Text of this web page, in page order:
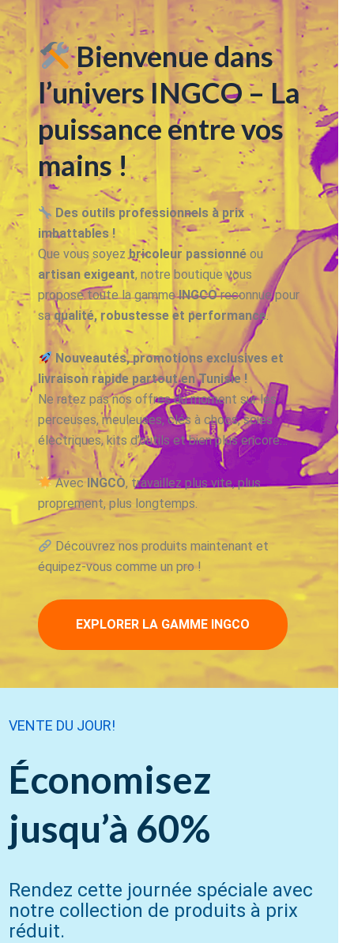
Bienvenue dans
l’univers INGCO – La
puissance entre vos
mains !
Des outils professionnels à prix
imbattables !
Que vous soyezbricoleur passionné ou
artisan exigeant, notre boutique vous
propose toute la gammeINGCOreconnue pour
saqualité, robustesse et performance.
Nouveautés, promotions exclusives et
livraison rapide partout en Tunisie !
Ne ratez pas nos offres du moment sur les
perceuses, meuleuses, clés à chocs, scies
électriques, kits d’outils et bien plus encore…
Avec INGCO, travaillez plus vite, plus
proprement, plus longtemps.
Découvrez nos produits maintenant et
équipez-vous comme un pro !
EXPLORER LA GAMME INGCO
VENTE DU JOUR!
Économisez
jusqu’à 60%
Rendez cette journée spéciale avec
notre collection de produits à prix
réduit.